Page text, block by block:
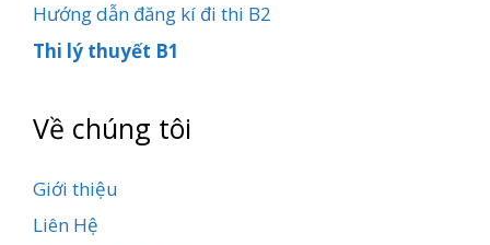
Hướng dẫn đăng kí đi thi B2
Thi lý thuyết B1
Về chúng tôi
Giới thiệu
Liên Hệ